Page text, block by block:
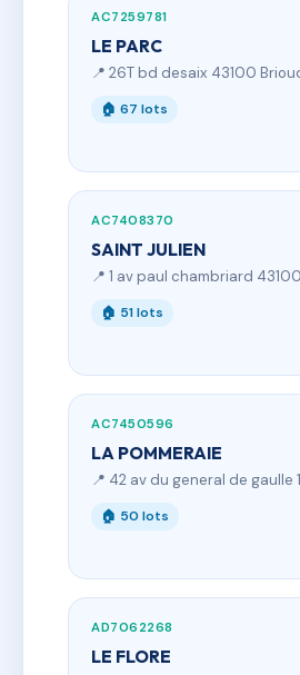
AC7259781
LE PARC
📍 26T bd desaix 43100
🏠 67 lots
AC7408370
SAINT JULIEN
📍 1 av paul chambriard
🏠 51 lots
AC7450596
LA POMMERAIE
📍 42 av du general de gaulle
🏠 50 lots
AD7062268
LE FLORE